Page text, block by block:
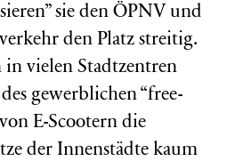
sie den ÖPNV und
den Platz streitig.
in vielen Stadtzentren
gewerblichen “free-
E-Scootern die
der Innenstädte kaum